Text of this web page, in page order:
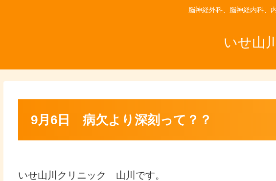
脳神経外科、脳神経内科、
いせ山
9月6日 病欠より深刻って？？
いせ山川クリニック 山川です。